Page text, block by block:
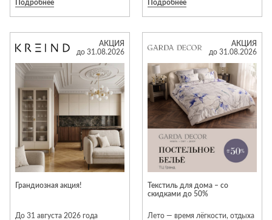
скидка 40% на ассортимент
В коллекции — фактуры и
оттенки, которые позволяют
точно выстроить настроение
пространства и подчеркнуть
его индивидуальность.
Индивидуальный подбор — для
интерьеров, в которых важна
каждая деталь.
Подробнее
наличии, сшитые в нашем
ателье — скидка 40%.
Готовые изделия высокого
качества позволяют быстро
обновить интерьер к новому
сезону: подчеркнуть окна
лёгкими тюлями, добавить
выразительность шторами или
создать более уютную
атмосферу в спальне с
помощью стильного
покрывала.
Предложение действует до 31
Подробнее
АКЦИЯ
до 31.08.2026
Грандиозная акция!
До 31 августа 2026 года
АКЦИЯ
до 31.08.2026
Текстиль для дома – со
скидками до 50%
Лето — время лёгкости, отдыха